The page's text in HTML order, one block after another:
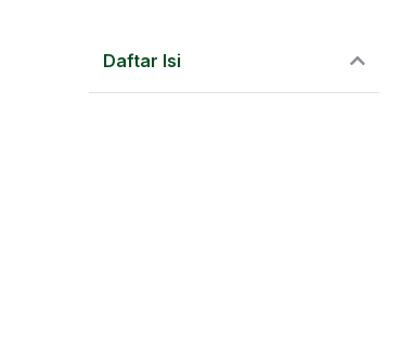
Daftar Isi